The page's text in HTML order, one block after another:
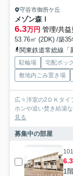
守谷市御所ケ丘
メゾン森Ⅰ
6.3万円 管理/共
53.76㎡ (2DK) /築
関東鉄道常総線「
駐輪場 宅配ボッ
敷地内ごみ置き場
広々洋室の2ＤＫタ
ホンや追い焚き給湯
見る
募集中の部屋
101
1